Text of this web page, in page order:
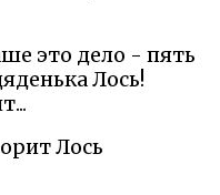
это дело - пять
Лось!
Лось